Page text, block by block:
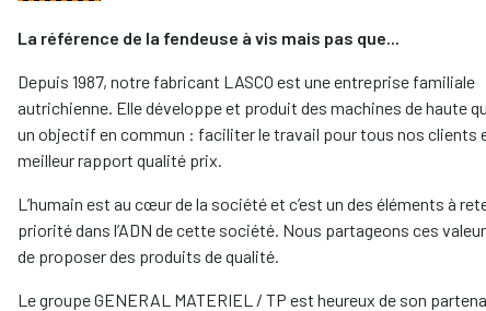
La référence de la fendeuse à vis mais pas que...
Depuis 1987, notre fabricant LASCO est une entreprise familiale
autrichienne. Elle développe et produit des machines de haute
un objectif en commun : faciliter le travail pour tous nos clients
meilleur rapport qualité prix.
L’humain est au cœur de la société et c’est un des éléments à
priorité dans l’ADN de cette société. Nous partageons ces
de proposer des produits de qualité.
Le groupe GENERAL MATERIEL / TP est heureux de son